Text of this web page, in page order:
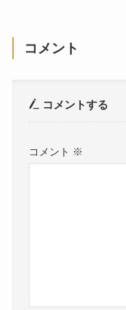
コメント
コメントする
コメント ※